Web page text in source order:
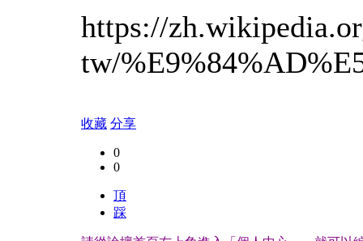
https://
tw/
收藏 分享
0
0
頂
踩